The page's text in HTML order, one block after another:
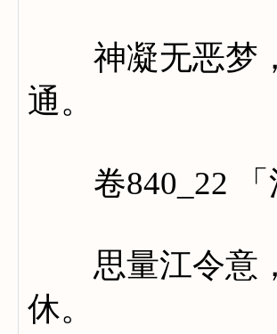
神凝无恶梦，
通。
卷840_22 「
思量江令意，
休。